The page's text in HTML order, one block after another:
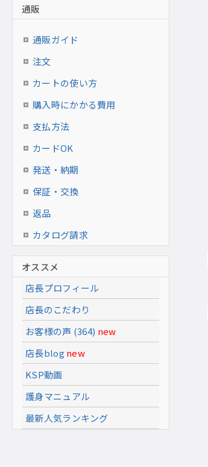
通販
通販ガイド
注文
カートの使い方
購入時にかかる費用
支払方法
カードOK
発送・納期
保証・交換
返品
カタログ請求
オススメ
店長プロフィール
店長のこだわり
お客様の声 (364) new
店長blog new
KSP動画
護身マニュアル
最新人気ランキング